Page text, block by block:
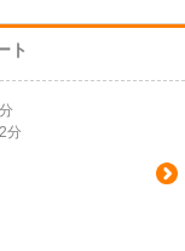
ト
分